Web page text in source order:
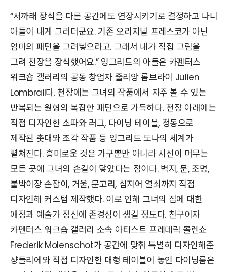
“서까래 장식을 다른 공간에도 연장시키기로 결정하고 나니
아들이 내게 그러더군요. 기존 오리지널 프레스코가 아닌
엄마의 패턴을 그려넣으라고. 그래서 내가 직접 그림을
그려 천장을 장식했어요.” 잉그리드의 아들은 카펜터스
워크숍 갤러리의 공동 창업자 줄리앙 롬브라이 Julien
Lombrail다. 천장에는 그녀의 작품에서 자주 볼 수 있는
반복되는 원형의 복잡한 패턴으로 가득하다. 천장 아래에는
직접 디자인한 소파와 러그, 다이닝 테이블, 청동으로
제작된 촛대와 조각 작품 등 잉그리드 도나의 세계가
펼쳐진다. 흥미로운 것은 가구뿐만 아니라 시선이 머무는
모든 곳에 그녀의 손길이 닿았다는 점이다. 벽지, 문, 조명,
붙박이장 손잡이, 거울, 문고리, 심지어 열쇠까지 직접
디자인해 커스텀 제작했다. 이로 인해 그녀의 집에 대한
애정과 예술가 정신에 존경심이 생길 정도다. 친구이자
카펜터스 워크숍 갤러리 소속 아티스트 프레데릭 몰렌쇼
Frederik Molenschot가 공간에 맞춰 특별히 디자인해준
샹들리에와 직접 디자인한 대형 테이블이 놓인 다이닝룸은